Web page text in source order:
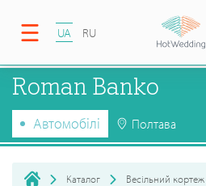
UA RU
Roman Banko
Автомобілі Полтава
Каталог Весільний кортеж